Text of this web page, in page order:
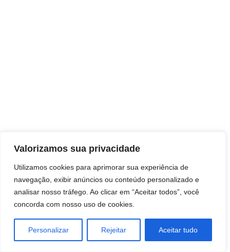
Valorizamos sua privacidade
Utilizamos cookies para aprimorar sua experiência de
navegação, exibir anúncios ou conteúdo personalizado e
analisar nosso tráfego. Ao clicar em “Aceitar todos”, você
concorda com nosso uso de cookies.
Personalizar Rejeitar Aceitar tudo
Consultas e trabalhos espirituais
Brasil - Santa Catarina - São José